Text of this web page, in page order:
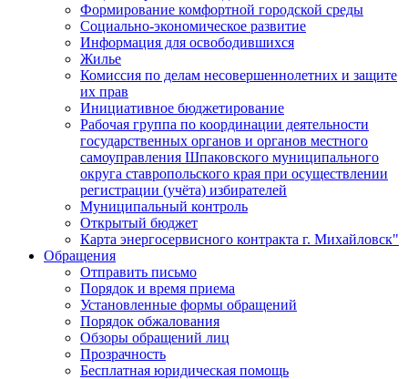
Формирование комфортной городской среды
Социально-экономическое развитие
Информация для освободившихся
Жилье
Комиссия по делам несовершеннолетних и защите
их прав
Инициативное бюджетирование
Рабочая группа по координации деятельности
государственных органов и органов местного
самоуправления Шпаковского муниципального
округа ставропольского края при осуществлении
регистрации (учёта) избирателей
Муниципальный контроль
Открытый бюджет
Карта энергосервисного контракта г. Михайловск"
Обращения
Отправить письмо
Порядок и время приема
Установленные формы обращений
Порядок обжалования
Обзоры обращений лиц
Прозрачность
Бесплатная юридическая помощь